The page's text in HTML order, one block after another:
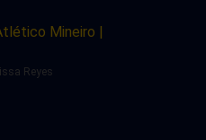
Mineiro |
Reyes